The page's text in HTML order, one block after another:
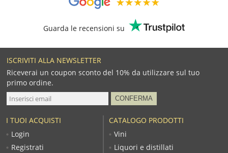
Guarda le recensioni su
ISCRIVITI ALLA NEWSLETTER
Riceverai un coupon sconto del 10% da utilizzare sul tuo
primo ordine.
CATALOGO PRODOTTI
Vini
Liquori e distillati
I TUOI ACQUISTI
Login
Registrati